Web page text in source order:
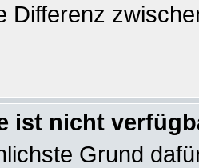
Differenz
ist nicht
Grund